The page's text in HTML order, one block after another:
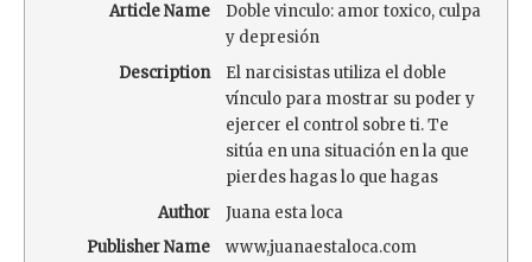
Article Name
Doble vinculo: amor toxico, culpa
y depresión
Description
El narcisistas utiliza el doble
vínculo para mostrar su poder y
ejercer el control sobre ti. Te
sitúa en una situación en la que
pierdes hagas lo que hagas
Author
Juana esta loca
Publisher Name
www,juanaestaloca.com